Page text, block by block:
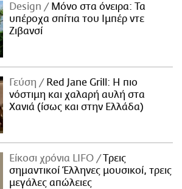
Design
Μόνο στα όνειρα: Τα
υπέροχα σπίτια του Ιμπέρ ντε
Ζιβανσί
Γεύση
Red Jane Grill: Η πιο
νόστιμη και χαλαρή αυλή στα
Χανιά (ίσως και στην Ελλάδα)
Είκοσι χρόνια LIFO
Tρεις
σημαντικοί Έλληνες μουσικοί, τρεις
μεγάλες απώλειες